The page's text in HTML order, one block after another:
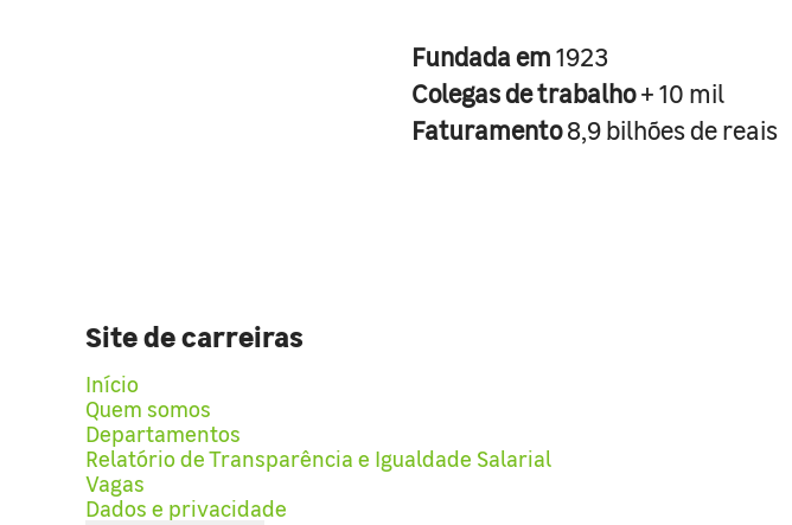
Fundada em1923
Colegas de trabalho+ 10 mil
Faturamento8,9 bilhões de reais
Site de carreiras
Início
Quem somos
Departamentos
Relatório de Transparência e Igualdade Salarial
Vagas
Dados e privacidade